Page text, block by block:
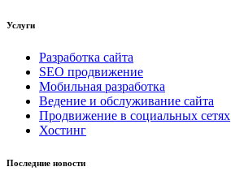
Услуги
Разработка сайта
SEO продвижение
Мобильная разработка
Ведение и обслуживание сайта
Продвижение в социальных сетях
Хостинг
Последние новости